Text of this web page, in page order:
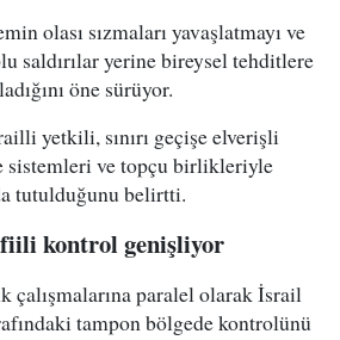
olası sızmaları yavaşlatmayı ve
saldırılar yerine bireysel tehditlere
öne sürüyor.
yetkili, sınırı geçişe elverişli
sistemleri ve topçu birlikleriyle
tutulduğunu belirtti.
kontrol genişliyor
çalışmalarına paralel olarak İsrail
tampon bölgede kontrolünü